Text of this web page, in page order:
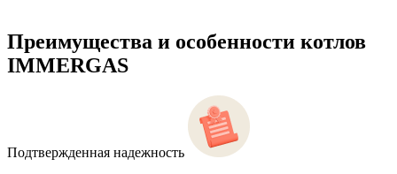
Преимущества и особенности котлов
IMMERGAS
Подтвержденная надежность